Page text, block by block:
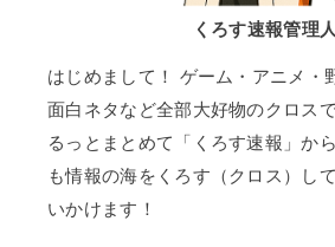
くろす速報管理人
はじめまして！ ゲーム・アニメ・
面白ネタなど全部大好物のクロス
るっとまとめて「くろす速報」か
も情報の海をくろす（クロス）し
いかけます！